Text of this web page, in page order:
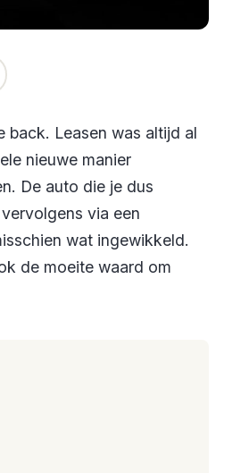
back. Leasen was altijd al
nieuwe manier
De auto die je dus
via een
wat ingewikkeld.
de moeite waard om